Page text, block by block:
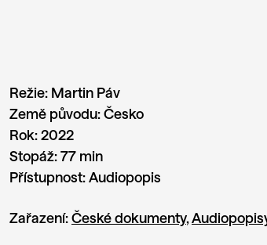
Režie: Martin Páv
Země původu:Česko
Rok:2022
Stopáž:77 min
Přístupnost:Audiopopis
Zařazení:České dokumenty,